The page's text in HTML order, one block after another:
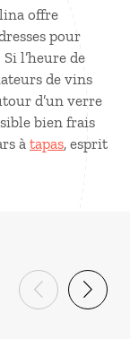
offre
pour
l’heure de
de vins
d’un verre
bien frais
à tapas, esprit